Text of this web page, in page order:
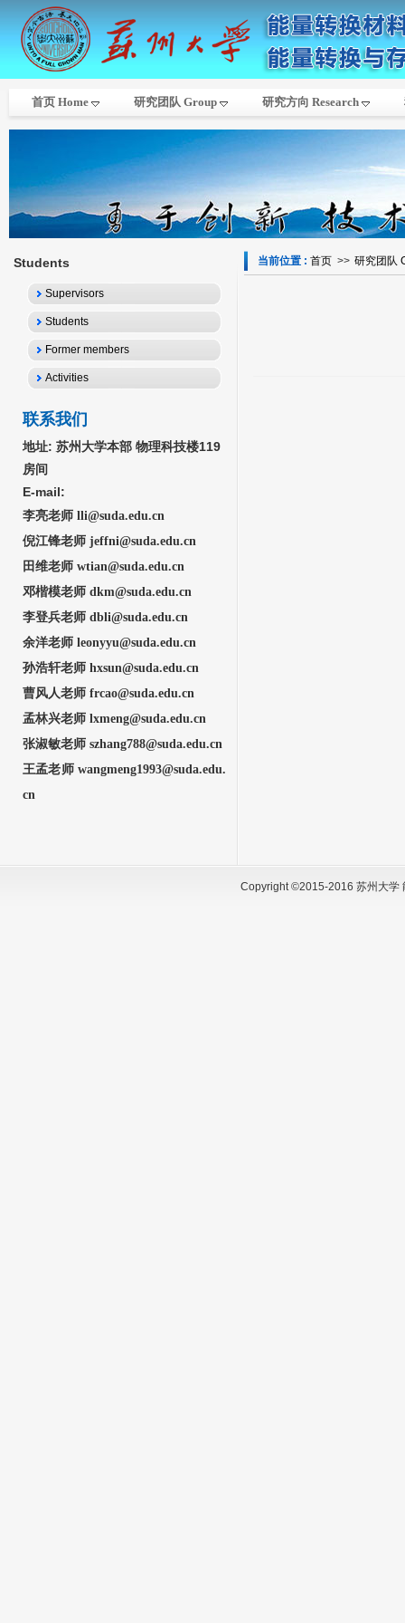
首页 Home 研究团队 Group 研究方向 Research
当前位置 : 首页 >> 研究团队
Students
Supervisors
Students
Former members
Activities
联系我们
地址: 苏州大学本部 物理科技楼119
房间
E-mail:
李亮老师 lli@suda.edu.cn
倪江锋老师 jeffni@suda.edu.cn
田维老师 wtian@suda.edu.cn
邓楷模老师 dkm@suda.edu.cn
李登兵老师 dbli@suda.edu.cn
余洋老师 leonyyu@suda.edu.cn
孙浩轩老师 hxsun@suda.edu.cn
曹风人老师 frcao@suda.edu.cn
孟林兴老师 lxmeng@suda.edu.cn
张淑敏老师 szhang788@suda.edu.cn
王孟老师 wangmeng1993@suda.edu.
cn
Copyright ©2015-2016 苏州大学